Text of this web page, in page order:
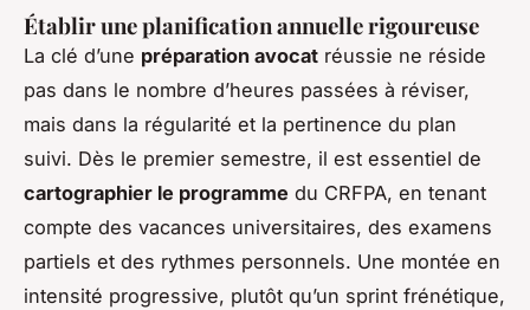
Établir une planification annuelle rigoureuse
La clé d’une préparation avocat réussie ne réside
pas dans le nombre d’heures passées à réviser,
mais dans la régularité et la pertinence du plan
suivi. Dès le premier semestre, il est essentiel de
cartographier le programme du CRFPA, en tenant
compte des vacances universitaires, des examens
partiels et des rythmes personnels. Une montée en
intensité progressive, plutôt qu’un sprint frénétique,